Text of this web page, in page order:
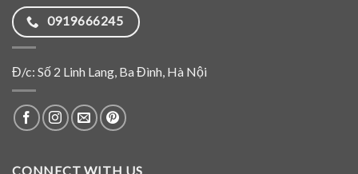
0919666245
Đ/c: Số 2 Linh Lang, Ba Đình, Hà Nội
CONNECT WITH US